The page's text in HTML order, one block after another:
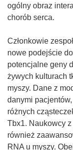
ogólny obraz
chorób serca.
Członkowie
nowe podejście
potencjalne geny
żywych kulturach
myszy. Dane z
danymi
różnych
Tbx1. Naukowcy
również
RNA u myszy.